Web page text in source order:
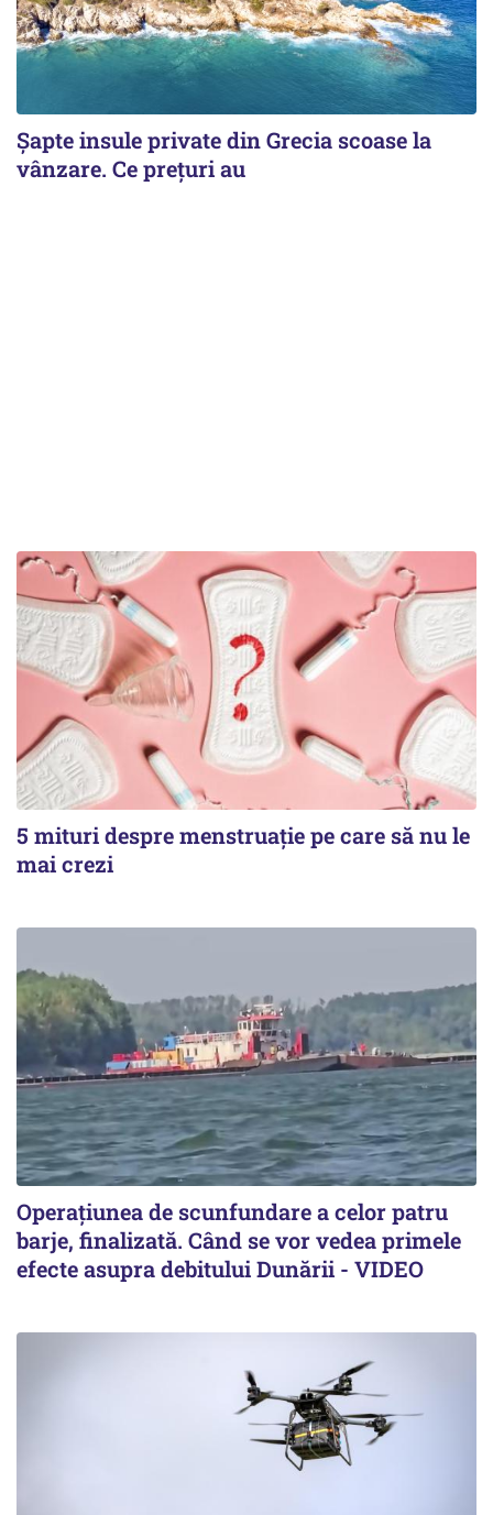
Șapte insule private din Grecia scoase la
vânzare. Ce prețuri au
5 mituri despre menstruație pe care să nu le
mai crezi
Operațiunea de scunfundare a celor patru
barje, finalizată. Când se vor vedea primele
efecte asupra debitului Dunării - VIDEO